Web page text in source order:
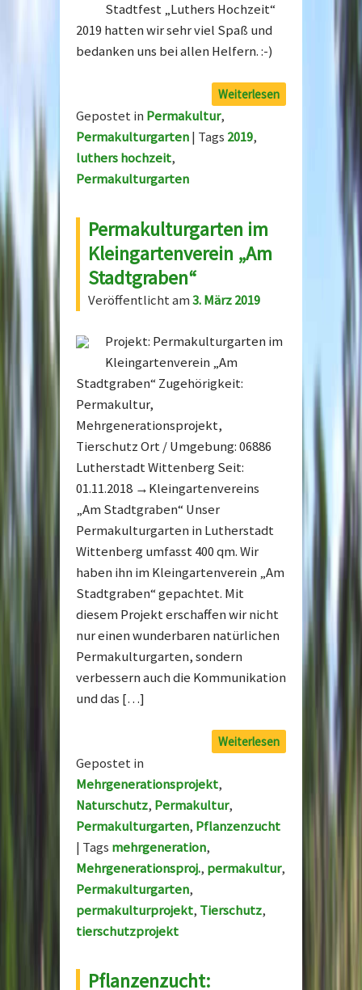
Stadtfest „Luthers Hochzeit“
2019 hatten wir sehr viel Spaß und
bedanken uns bei allen Helfern. :-)
Weiterlesen
Gepostet in Permakultur,
Permakulturgarten| Tags 2019,
luthers hochzeit,
Permakulturgarten
Permakulturgarten im
Kleingartenverein „Am
Stadtgraben“
Veröffentlicht am3. März 2019
Projekt: Permakulturgarten im
Kleingartenverein „Am
Stadtgraben“ Zugehörigkeit:
Permakultur,
Mehrgenerationsprojekt,
Tierschutz Ort / Umgebung: 06886
Lutherstadt Wittenberg Seit:
01.11.2018 →Kleingartenvereins
„Am Stadtgraben“ Unser
Permakulturgarten in Lutherstadt
Wittenberg umfasst 400 qm. Wir
haben ihn im Kleingartenverein „Am
Stadtgraben“ gepachtet. Mit
diesem Projekt erschaffen wir nicht
nur einen wunderbaren natürlichen
Permakulturgarten, sondern
verbessern auch die Kommunikation
und das […]
Weiterlesen
Gepostet in
Mehrgenerationsprojekt,
Naturschutz, Permakultur,
Permakulturgarten, Pflanzenzucht
| Tags mehrgeneration,
Mehrgenerationsproj., permakultur,
Permakulturgarten,
permakulturprojekt, Tierschutz,
tierschutzprojekt
Pflanzenzucht: